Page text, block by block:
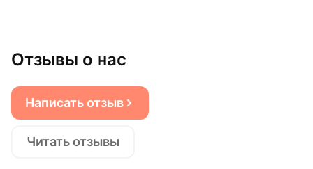
Отзывы о нас
Написать отзыв
Читать отзывы